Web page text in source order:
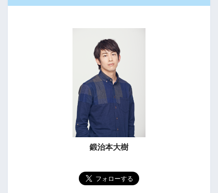
鍛治本大樹